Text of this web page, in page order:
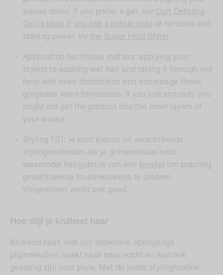
waves down. If you prefer a gel, our Curl Defining
Gel is ideal if you like a lighter hold or for curls with
staying power, try the Super Hold Styler.
Application technique matters : applying your
stylers to soaking wet hair and raking it through will
help with even distribution and encourage those
gorgeous wave formations. If you just scrunch, you
might not get the product into the inner layers of
your waves.
Styling 101: je kunt kiezen uit verschillende
stylingmethoden als je golvend haar hebt,
waaronder het gebruik van een borstel
om prachtig
gedefinieerde krullenkluwens te creëren.
Vingerrollen werkt ook goed.
Hoe stijl je krullend haar
Krullend haar, met zijn strakkere, springerige
pijpenkrullen, snakt vaak naar vocht en kan ook
gevoelig zijn voor pluis. Met de juiste stylingroutine